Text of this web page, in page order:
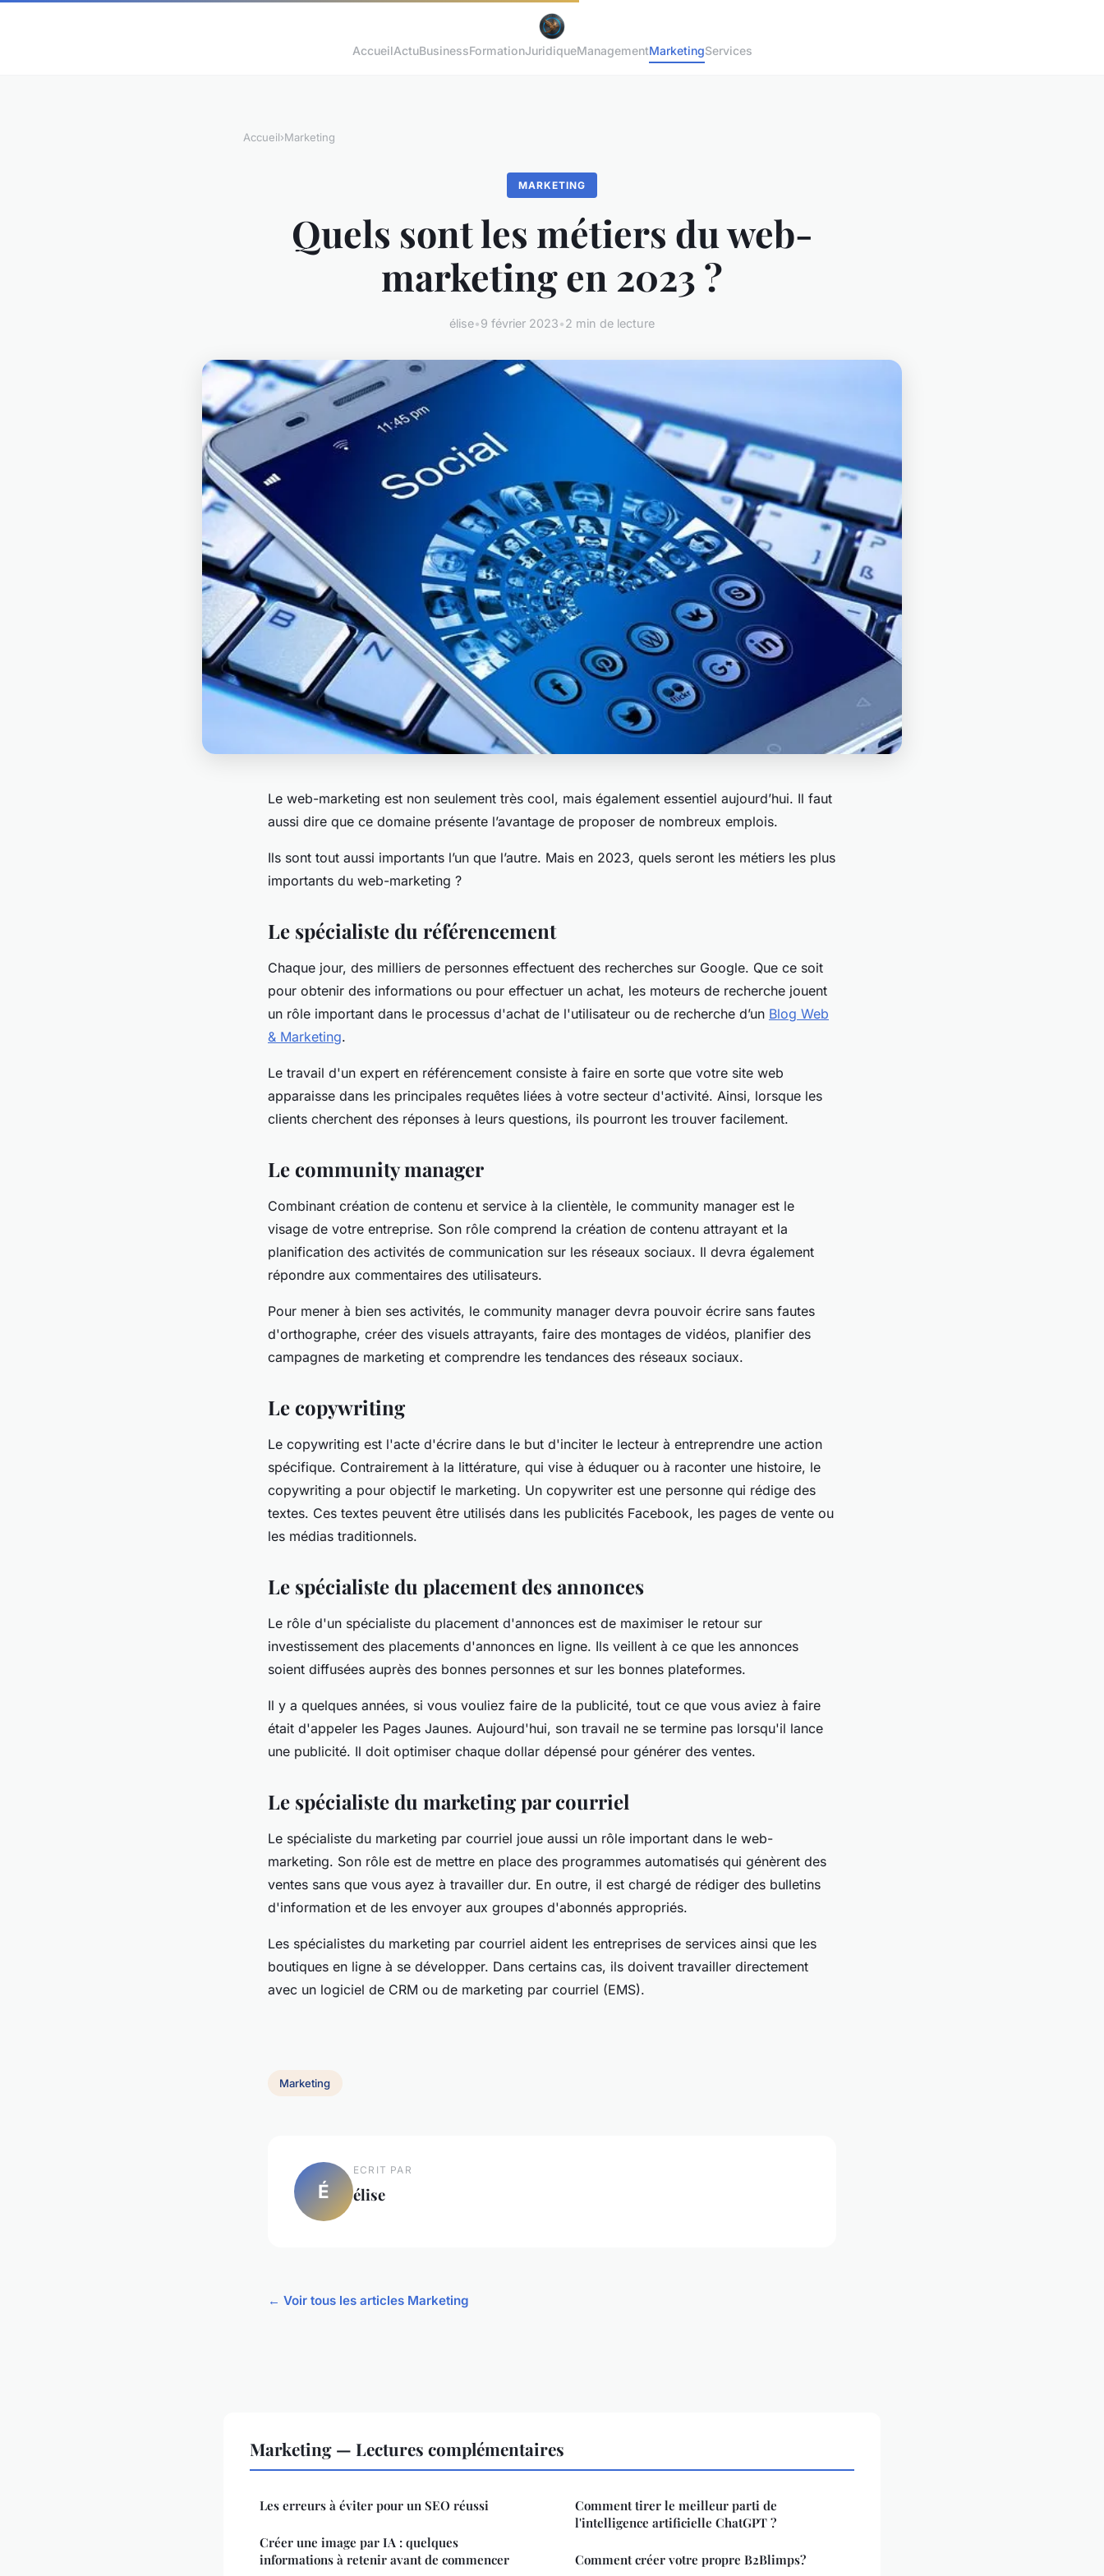
AccueilActuBusinessFormationJuridiqueManagementMarketingServices
Accueil›Marketing
MARKETING
Quels sont les métiers du web-
marketing en 2023 ?
élise•9 février 2023•2 min de lecture
Le web-marketing est non seulement très cool, mais également essentiel aujourd’hui. Il faut
aussi dire que ce domaine présente l’avantage de proposer de nombreux emplois.
Ils sont tout aussi importants l’un que l’autre. Mais en 2023, quels seront les métiers les plus
importants du web-marketing ?
Le spécialiste du référencement
Chaque jour, des milliers de personnes effectuent des recherches sur Google. Que ce soit
pour obtenir des informations ou pour effectuer un achat, les moteurs de recherche jouent
un rôle important dans le processus d'achat de l'utilisateur ou de recherche d’un Blog Web
& Marketing.
Le travail d'un expert en référencement consiste à faire en sorte que votre site web
apparaisse dans les principales requêtes liées à votre secteur d'activité. Ainsi, lorsque les
clients cherchent des réponses à leurs questions, ils pourront les trouver facilement.
Le community manager
Combinant création de contenu et service à la clientèle, le community manager est le
visage de votre entreprise. Son rôle comprend la création de contenu attrayant et la
planification des activités de communication sur les réseaux sociaux. Il devra également
répondre aux commentaires des utilisateurs.
Pour mener à bien ses activités, le community manager devra pouvoir écrire sans fautes
d'orthographe, créer des visuels attrayants, faire des montages de vidéos, planifier des
campagnes de marketing et comprendre les tendances des réseaux sociaux.
Le copywriting
Le copywriting est l'acte d'écrire dans le but d'inciter le lecteur à entreprendre une action
spécifique. Contrairement à la littérature, qui vise à éduquer ou à raconter une histoire, le
copywriting a pour objectif le marketing. Un copywriter est une personne qui rédige des
textes. Ces textes peuvent être utilisés dans les publicités Facebook, les pages de vente ou
les médias traditionnels.
Le spécialiste du placement des annonces
Le rôle d'un spécialiste du placement d'annonces est de maximiser le retour sur
investissement des placements d'annonces en ligne. Ils veillent à ce que les annonces
soient diffusées auprès des bonnes personnes et sur les bonnes plateformes.
Il y a quelques années, si vous vouliez faire de la publicité, tout ce que vous aviez à faire
était d'appeler les Pages Jaunes. Aujourd'hui, son travail ne se termine pas lorsqu'il lance
une publicité. Il doit optimiser chaque dollar dépensé pour générer des ventes.
Le spécialiste du marketing par courriel
Le spécialiste du marketing par courriel joue aussi un rôle important dans le web-
marketing. Son rôle est de mettre en place des programmes automatisés qui génèrent des
ventes sans que vous ayez à travailler dur. En outre, il est chargé de rédiger des bulletins
d'information et de les envoyer aux groupes d'abonnés appropriés.
Les spécialistes du marketing par courriel aident les entreprises de services ainsi que les
boutiques en ligne à se développer. Dans certains cas, ils doivent travailler directement
avec un logiciel de CRM ou de marketing par courriel (EMS).
Marketing
É
ECRIT PAR
élise
← Voir tous les articles Marketing
Marketing — Lectures complémentaires
Les erreurs à éviter pour un SEO réussi
Créer une image par IA : quelques
informations à retenir avant de commencer
Comment tirer le meilleur parti de
l'intelligence artificielle ChatGPT ?
Comment créer votre propre B2Blimps?